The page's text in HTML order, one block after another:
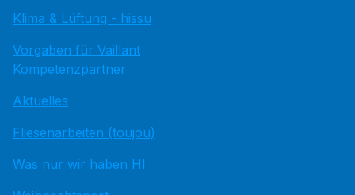
Klima & Lüftung - hissu
Vorgaben für Vaillant
Kompetenzpartner
Aktuelles
Fliesenarbeiten (toujou)
Was nur wir haben HI